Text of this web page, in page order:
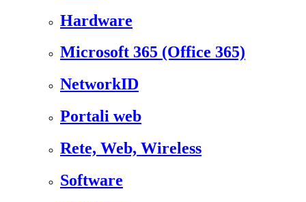
Hardware
Microsoft 365 (Office 365)
NetworkID
Portali web
Rete, Web, Wireless
Software